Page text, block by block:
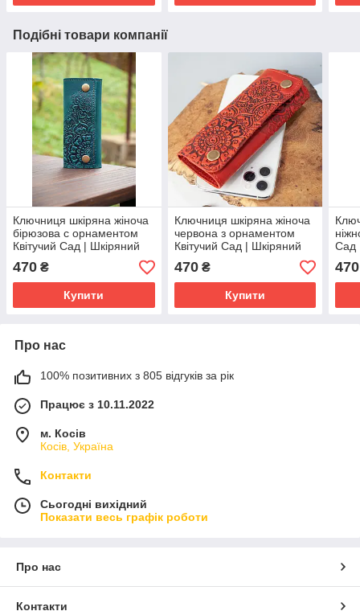
Подібні товари компанії
Ключниця шкіряна жіноча
бірюзова с орнаментом
Квітучий Сад | Шкіряний
чохол для ключів
470 ₴
Купити
Ключниця шкіряна жіноча
червона з орнаментом
Квітучий Сад | Шкіряний
чохол для ключів
470₴
Купити
Сад
470
Про нас
100% позитивних з 805 відгуків за рік
Працює з 10.11.2022
м. Косів
Косів, Україна
Контакти
Сьогодні вихідний
Показати весь графік роботи
Про нас
Контакти